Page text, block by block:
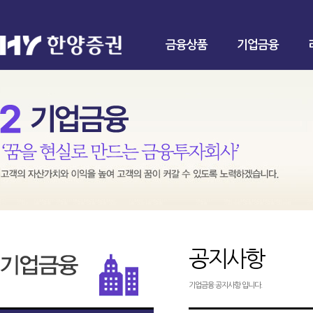
금융상품 기업금융
공지사항
기업금융 공지사항 입니다.